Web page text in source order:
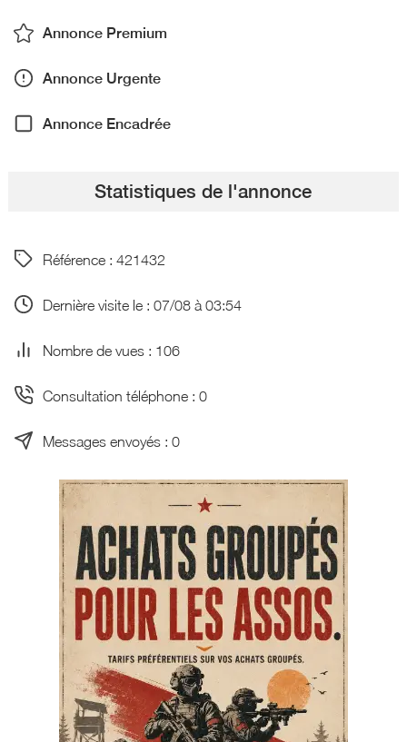
Annonce Premium
Annonce Urgente
Annonce Encadrée
Statistiques de l'annonce
Référence : 421432
Dernière visite le : 07/08 à 03:54
Nombre de vues : 106
Consultation téléphone : 0
Messages envoyés : 0